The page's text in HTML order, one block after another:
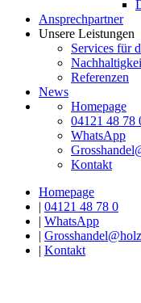
Ansprechpartner
Unsere Leistungen
Services für
Referenzen
News
Homepage
04121 48 78
WhatsApp
Kontakt
Homepage
| 04121 48 78 0
| WhatsApp
|
| Kontakt